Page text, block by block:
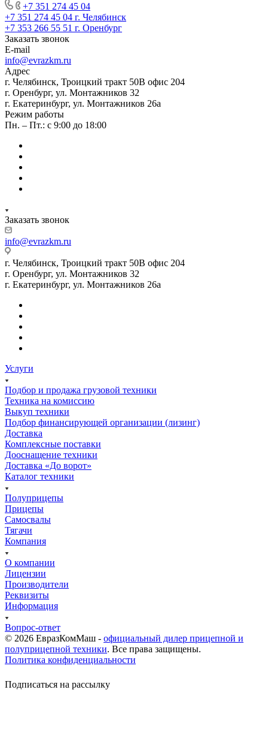
+7 351 274 45 04
+7 351 274 45 04 г. Челябинск
+7 353 266 55 51 г. Оренбург
Заказать звонок
E-mail
info@evrazkm.ru
Адрес
г. Челябинск, Троицкий тракт 50В офис 204
г. Оренбург, ул. Монтажников 32
г. Екатеринбург, ул. Монтажников 26а
Режим работы
Пн. – Пт.: с 9:00 до 18:00
Заказать звонок
info@evrazkm.ru
г. Челябинск, Троицкий тракт 50В офис 204
г. Оренбург, ул. Монтажников 32
г. Екатеринбург, ул. Монтажников 26а
Услуги
Подбор и продажа грузовой техники
Техника на комиссию
Выкуп техники
Подбор финансирующей организации (лизинг)
Доставка
Комплексные поставки
Дооснащение техники
Доставка «До ворот»
Каталог техники
Полуприцепы
Прицепы
Самосвалы
Тягачи
Компания
О компании
Лицензии
Производители
Реквизиты
Информация
Вопрос-ответ
© 2026 ЕвразКомМаш - официальный дилер прицепной и
полуприцепной техники. Все права защищены.
Политика конфиденциальности
Подписаться на рассылку